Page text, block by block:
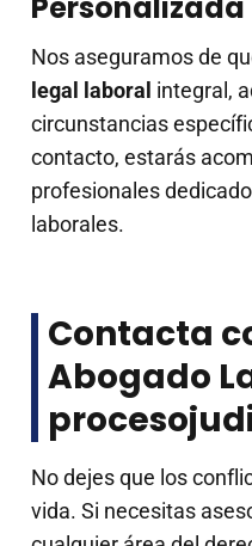
Personalizada
Nos aseguramos de
legal laboral integral,
circunstancias
contacto, estarás
profesionales
laborales.
Contacta
Abogado
No dejes que los
vida. Si necesitas